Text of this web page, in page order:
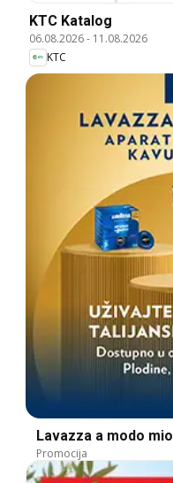
KTC Katalog
06.08.2026- 11.08.2026
KTC
Lavazza a modo mio
Promocija